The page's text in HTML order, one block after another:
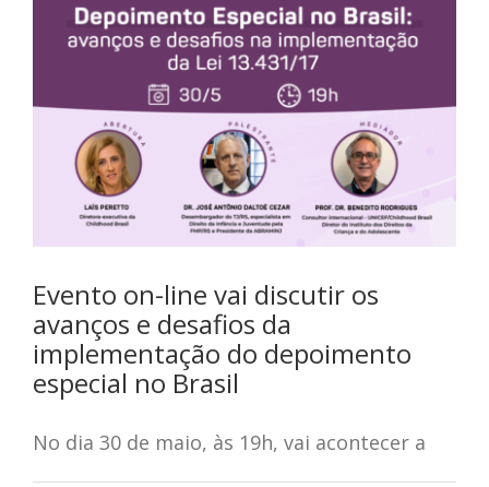
Evento on-line vai discutir os
avanços e desafios da
implementação do depoimento
especial no Brasil
No dia 30 de maio, às 19h, vai acontecer a